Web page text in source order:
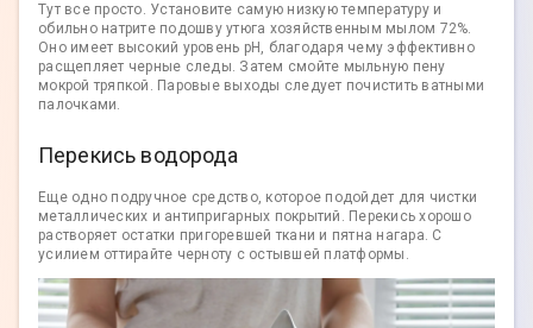
Тут все просто. Установите самую низкую температуру и
обильно натрите подошву утюга хозяйственным мылом 72%.
Оно имеет высокий уровень pH, благодаря чему эффективно
расщепляет черные следы. Затем смойте мыльную пену
мокрой тряпкой. Паровые выходы следует почистить ватными
палочками.
Перекись водорода
Еще одно подручное средство, которое подойдет для чистки
металлических и антипригарных покрытий. Перекись хорошо
растворяет остатки пригоревшей ткани и пятна нагара. С
усилием оттирайте черноту с остывшей платформы.